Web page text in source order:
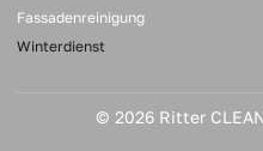
Fassadenreinigung
Winterdienst
© 2026 Ritter